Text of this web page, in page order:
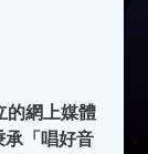
的網上媒體
「唱好音